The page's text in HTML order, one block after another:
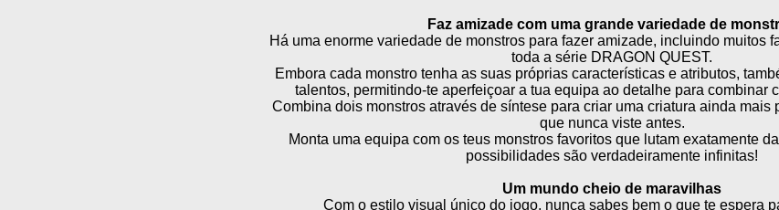
Faz amizade com uma grande variedade de
Há uma enorme variedade de monstros para fazer amizade, incluindo muitos
toda a série DRAGON QUEST.
Embora cada monstro tenha as suas próprias características e atributos,
talentos, permitindo-te aperfeiçoar a tua equipa ao detalhe para combinar
Combina dois monstros através de síntese para criar uma criatura ainda
que nunca viste antes.
Monta uma equipa com os teus monstros favoritos que lutam exatamente
possibilidades são verdadeiramente infinitas!
Um mundo cheio de maravilhas
Com o estilo visual único do jogo, nunca sabes bem o que te espera